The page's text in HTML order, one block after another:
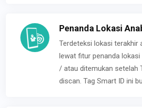
Penanda Lokasi
Terdeteksi lokasi terakhir
lewat fitur penanda lokasi
/ atau ditemukan setelah
discan. Tag Smart ID ini